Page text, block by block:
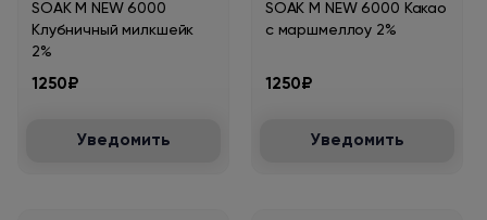
SOAK M NEW 6000
Клубничный милкшейк
2%
1250₽
Уведомить
SOAK M NEW 6000 Какао
с маршмеллоу 2%
1250₽
Уведомить